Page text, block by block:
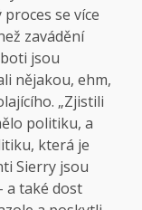
se více
zavádění
jsou
nějakou, ehm,
„Zjistili
politiku, a
která je
Sierry jsou
a také dost